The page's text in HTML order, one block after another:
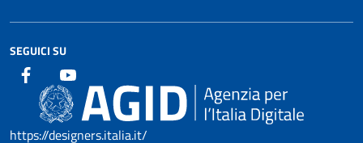
SEGUICI SU
https://designers.italia.it/